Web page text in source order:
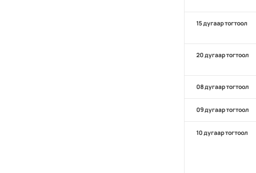
15 дугаар тогтоол
20 дугаар тогтоол
08 дугаар тогтоол
09 дугаар тогтоол
10 дугаар тогтоол